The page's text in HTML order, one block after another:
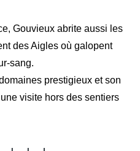
Gouvieux abrite aussi les
des Aigles où galopent
sang.
prestigieux et son
visite hors des sentiers